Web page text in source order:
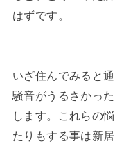
はずです。
いざ住んでみると
騒音がうるさかっ
します。これらの
たりもする事は新